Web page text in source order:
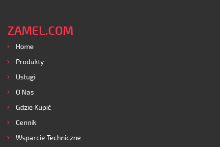
ZAMEL.COM
Home
Produkty
Usługi
O Nas
Gdzie Kupić
Cennik
Wsparcie Techniczne